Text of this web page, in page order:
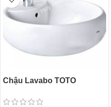
Chậu Lavabo TOTO